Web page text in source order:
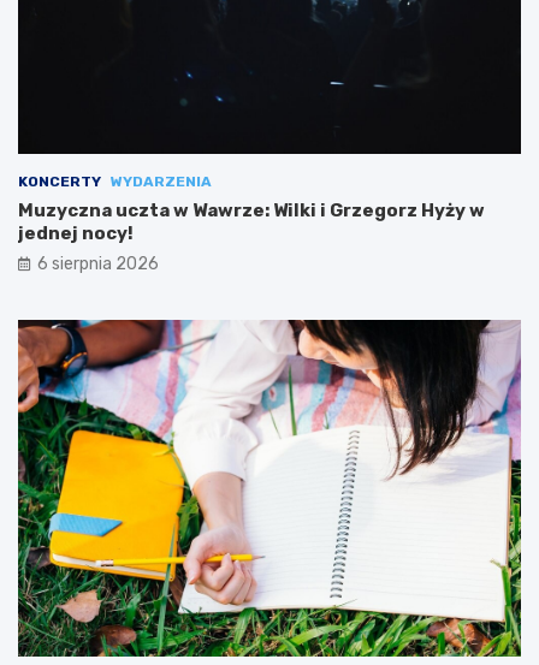
KONCERTY WYDARZENIA
Muzyczna uczta w Wawrze: Wilki i Grzegorz Hyży w
jednej nocy!
6 sierpnia 2026